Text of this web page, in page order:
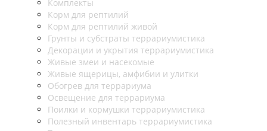
Комплекты
Корм для рептилий
Корм для рептилий живой
Грунты и субстраты террариумистика
Декорации и укрытия террариумистика
Живые змеи и насекомые
Живые ящерицы, амфибии и улитки
Обогрев для террариума
Освещение для террариума
Поилки и кормушки террариумистика
Полезный инвентарь террариумистика